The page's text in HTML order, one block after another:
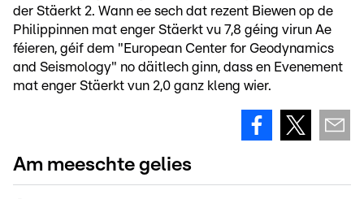
der Stäerkt 2. Wann ee sech dat rezent Biewen op de
Philippinnen mat enger Stäerkt vu 7,8 géing virun Ae
féieren, géif dem "European Center for Geodynamics
and Seismology" no däitlech ginn, dass en Evenement
mat enger Stäerkt vun 2,0 ganz kleng wier.
Am meeschte gelies